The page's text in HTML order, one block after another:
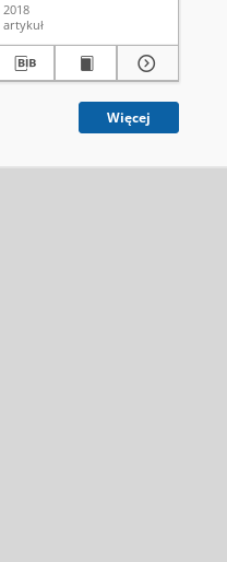
2018
artykuł
Więcej